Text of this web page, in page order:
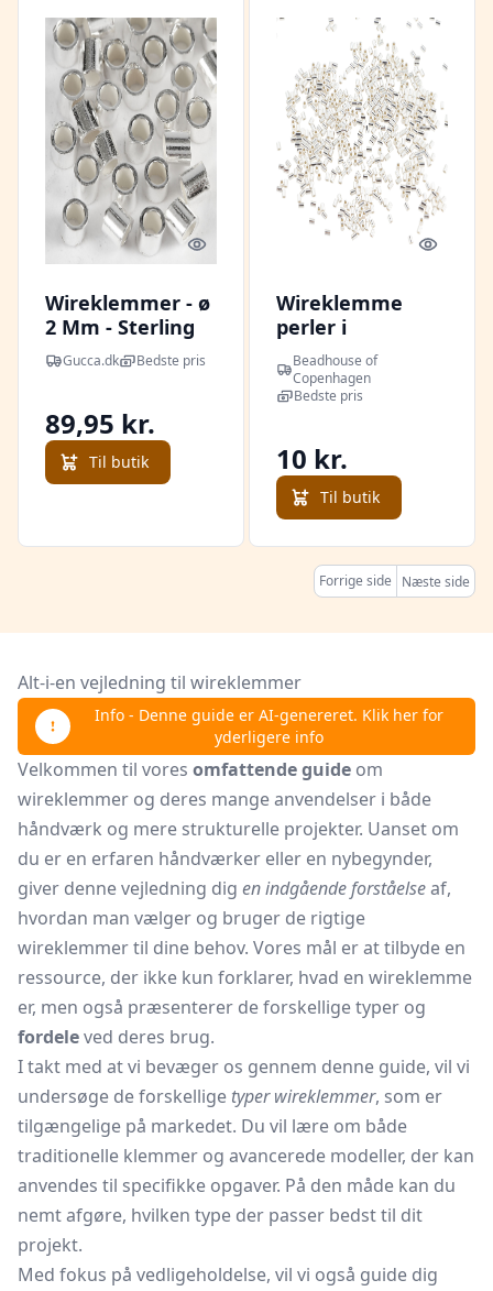
Quick look
Wireklemmer - ø
2 Mm - Sterling
Sølv - 50 Stk.
Gucca.dk Bedste pris
89,95 kr.
Til butik
Quick
Wireklemme
perler i
sterlingsølv, rør 2
x 1,5 mm
Beadhouse of
Copenhagen
Bedste pris
10 kr.
Til butik
Forrige side Næste side
Alt-i-en vejledning til wireklemmer
Info - Denne guide er AI-genereret. Klik her for
yderligere info
Velkommen til vores omfattende guide om
wireklemmer og deres mange anvendelser i både
håndværk og mere strukturelle projekter. Uanset om
du er en erfaren håndværker eller en nybegynder,
giver denne vejledning dig en indgående forståelseaf,
hvordan man vælger og bruger de rigtige
wireklemmer til dine behov. Vores mål er at tilbyde en
ressource, der ikke kun forklarer, hvad en wireklemme
er, men også præsenterer de forskellige typer og
fordeleved deres brug.
I takt med at vi bevæger os gennem denne guide, vil vi
undersøge de forskellige typer wireklemmer, som er
tilgængelige på markedet. Du vil lære om både
traditionelle klemmer og avancerede modeller, der kan
anvendes til specifikke opgaver. På den måde kan du
nemt afgøre, hvilken type der passer bedst til dit
projekt.
Med fokus på vedligeholdelse, vil vi også guide dig